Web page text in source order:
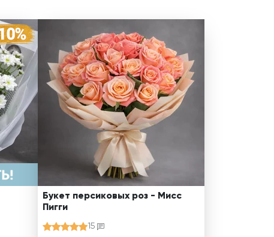
Букет персиковых роз - Мисс
Пигги
15